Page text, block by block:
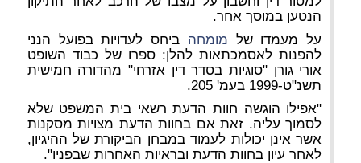
הנטען במוסך אחר.
על מעמדו של מומחה ביחס לעדויות בפועל הנני
להפנות לאסמכתאות להלן: ספרו של כבוד השופט
אורי גורן "סוגיות בסדר דין אזרחי" מהדורה חמישית
תשנ"ט-1999 בעמ' 205.
"אפילו הוגשה חוות הדעת רשאי בית המשפט שלא
לסמוך עליה. זאת אם בחוות הדעת מצויות מסקנות
אשר אינן יכולות לעמוד במבחן הביקורת של ההיגיון,
לאחר עיון בחוות הדעת ובראיות האחרות שבפניו".